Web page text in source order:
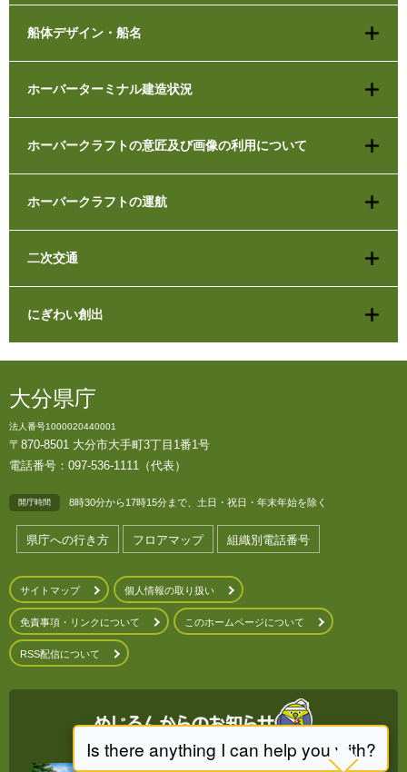
船体デザイン・船名
ホーバーターミナル建造状況
ホーバークラフトの意匠及び画像の利用について
ホーバークラフトの運航
二次交通
にぎわい創出
大分県庁
法人番号1000020440001
〒870-8501 大分市大手町3丁目1番1号
電話番号：097-536-1111（代表）
開庁時間 8時30分から17時15分まで、土日・祝日・年末年始を除く
県庁への行き方 フロアマップ 組織別電話番号
サイトマップ 個人情報の取り扱い
免責事項・リンクについて このホームページについて
RSS配信について